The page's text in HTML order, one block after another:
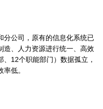
分公司，原有的信息化系统已
造、人力资源进行统一、高效
12个职能部门）数据孤立，
低。